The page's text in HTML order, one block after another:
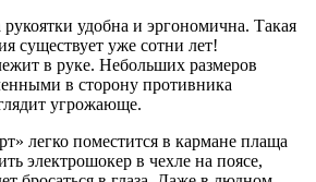
удобна и эргономична. Такая
существует уже сотни лет!
в руке. Небольших размеров
в сторону противника
угрожающе.
легко поместится в кармане плаща
электрошокер в чехле на поясе,